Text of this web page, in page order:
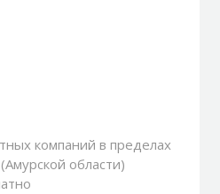
компаний в пределах
области)